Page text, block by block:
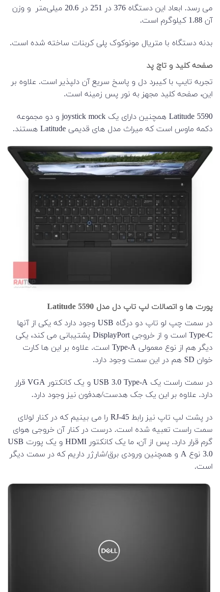
می رسد. ابعاد این دستگاه 376 در 251 در 20.6 میلی‌متر و وزن
آن 1.88 کیلوگرم است.
بدنه دستگاه با متریال مونوکوک پلی کربنات ساخته شده است.
صفحه کلید و تاچ پد
تجربه تایپ با کیبرد دل و پاسخ سریع آن دلپذیر است. علاوه بر
این، صفحه کلید مجهز به نور پس زمینه است.
Latitude 5590 همچنین دارای یک joystick mock و دو مجموعه
دکمه ماوس است که میراث مدل های قدیمی Latitude هستند.
پورت ها و اتصالات لپ تاپ دل مدل Latitude 5590
در سمت چپ لو تاپ دو درگاه USB وجود دارد که یکی از آنها
Type-C است و از خروجی DisplayPort پشتیبانی می کند، یکی
دیگر هم از نوع معمولی Type-A است. علاوه بر این ها کارت
خوان SD هم در این سمت وجود دارد.
در سمت راست یک USB 3.0 Type-A و یک کانکتور VGA قرار
دارد. علاوه بر این یک جک هدست/هدفون نیز وجود دارد.
در پشت لپ تاپ نیز رابط RJ-45 را می بینیم که در کنار لولای
سمت راست تعبیه شده است. درست در کنار آن خروجی هوای
گرم قرار دارد. پس از آن، ما یک کانکتور HDMI و یک پورت USB
3.0 نوع A و همچنین ورودی برق/شارژر داریم که در سمت دیگر
است.